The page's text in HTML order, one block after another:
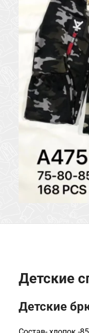
Детские
Детские